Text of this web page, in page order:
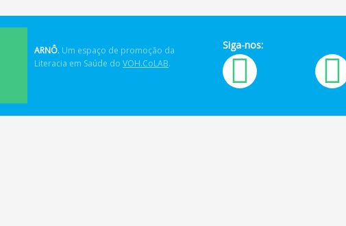
ARNÔ. Um espaço de promoção da
Literacia em Saúde do VOH.CoLAB.
Siga-nos: